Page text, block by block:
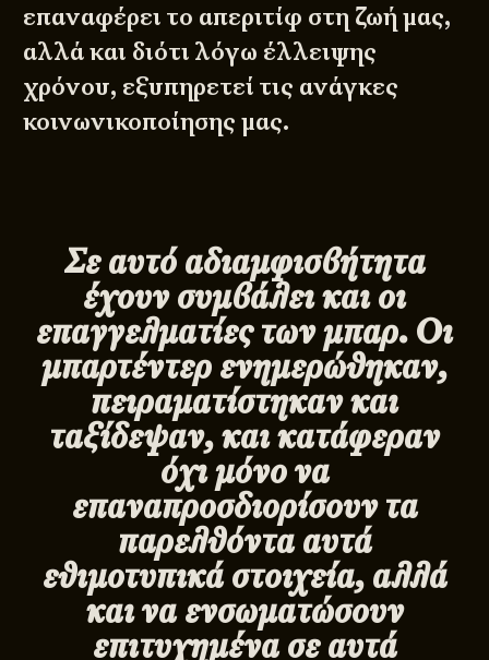
επαναφέρει το απεριτίφ στη ζωή μας,
αλλά και διότι λόγω έλλειψης
χρόνου, εξυπηρετεί τις ανάγκες
κοινωνικοποίησης μας.
Σε αυτό αδιαμφισβήτητα
έχουν συμβάλει και οι
επαγγελματίες των μπαρ. Οι
μπαρτέντερ ενημερώθηκαν,
πειραματίστηκαν και
ταξίδεψαν, και κατάφεραν
όχι μόνο να
επαναπροσδιορίσουν τα
παρελθόντα αυτά
εθιμοτυπικά στοιχεία, αλλά
και να ενσωματώσουν
επιτυχημένα σε αυτά